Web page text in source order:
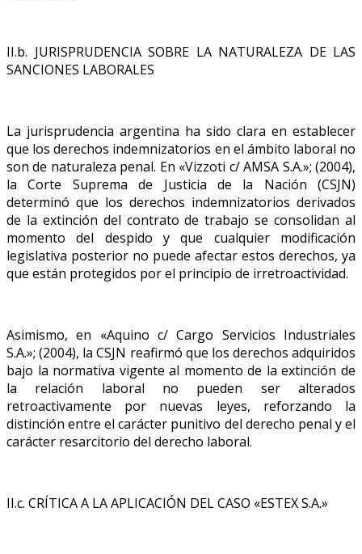
II.b. JURISPRUDENCIA SOBRE LA NATURALEZA DE LAS
SANCIONES LABORALES
La jurisprudencia argentina ha sido clara en establecer
que los derechos indemnizatorios en el ámbito laboral no
son de naturaleza penal. En «Vizzoti c/ AMSA S.A.»; (2004),
la Corte Suprema de Justicia de la Nación (CSJN)
determinó que los derechos indemnizatorios derivados
de la extinción del contrato de trabajo se consolidan al
momento del despido y que cualquier modificación
legislativa posterior no puede afectar estos derechos, ya
que están protegidos por el principio de irretroactividad.
Asimismo, en «Aquino c/ Cargo Servicios Industriales
S.A.»; (2004), la CSJN reafirmó que los derechos adquiridos
bajo la normativa vigente al momento de la extinción de
la relación laboral no pueden ser alterados
retroactivamente por nuevas leyes, reforzando la
distinción entre el carácter punitivo del derecho penal y el
carácter resarcitorio del derecho laboral.
II.c. CRÍTICA A LA APLICACIÓN DEL CASO «ESTEX S.A.»